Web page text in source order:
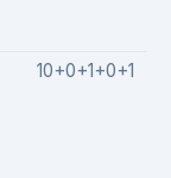
10+0+1+0+1